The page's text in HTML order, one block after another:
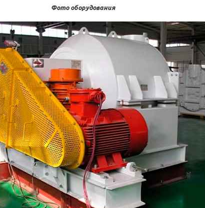
Фото оборудования